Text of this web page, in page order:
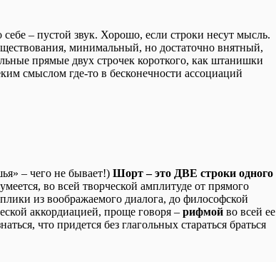
– пустой звук. Хорошо, если строки несут мысль.
минимальный, но достаточно внятный,
прямые двух строчек короткого, как штанишки
смыслом где-то в бесконечности ассоциаций
– чего не бывает!) Шорт – это ДВЕ строки одного
во всей творческой амплитуде от прямого
из воображаемого диалога, до философской
аккордиацией, проще говоря – рифмой во всей ее
что придется без глагольных стараться браться